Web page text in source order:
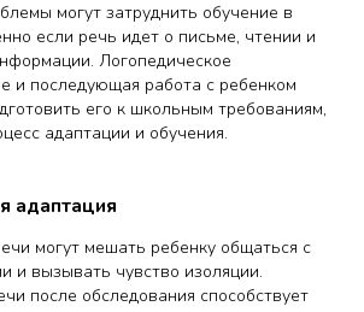
могут затруднить обучение в
если речь идет о письме, чтении и
Логопедическое
и последующая работа с ребенком
его к школьным требованиям,
адаптации и обучения.
адаптация
могут мешать ребенку общаться с
и вызывать чувство изоляции.
после обследования способствует